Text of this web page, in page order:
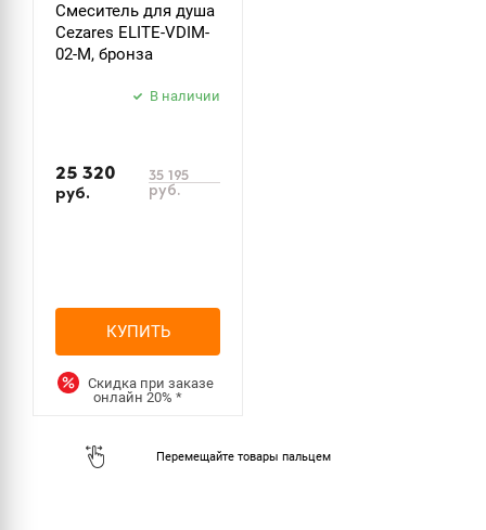
Смеситель для душа
Cezares ELITE-VDIM-
02-M, бронза
В наличии
25 320
руб.
35 195
руб.
КУПИТЬ
Скидка при заказе
онлайн20%*